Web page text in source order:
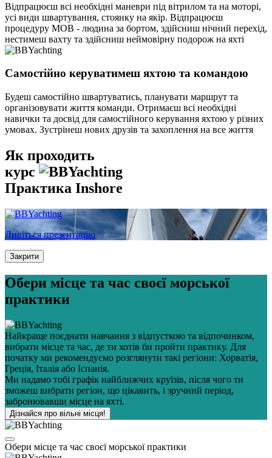
Відпрацюєш всі необхідні маневри під вітрилом та на моторі,
усі види швартування, стоянку на якір. Відпрацюєш
процедуру МОВ - людина за бортом, здійсниш нічний перехід,
нестимеш вахту та здійсниш неймовірну подорож на яхті
Самостійно керуватимеш яхтою та командою
Будеш самостійно швартуватись, планувати маршрут та
організовувати життя команди. Отримаєш всі необхідні
навички та досвід для самостійного керування яхтою у різних
умовах. Зустрінеш нових друзів та захоплення на все життя
Як проходить
курс
Практика Inshore
Дивіться презентацію
Закрити
Обери місце та час своєї морської
практики
Найкраще поєднати навчання з відпусткою та відпочинком,
вибрати місце та час, де ти хотів би пройти практику. Для
початку ми рекомендуємо розглянути такі регіони: Хорватія,
Греція, Італія або Іспанія.
Ми надамо тобі графік найближчих круїзів, після чого ти
зможеш вибрати регіон, що цікавить, і зручний період,
забронювавши місце на яхті.
Дізнайся про вільні місця!
Обери місце та час своєї морської практики